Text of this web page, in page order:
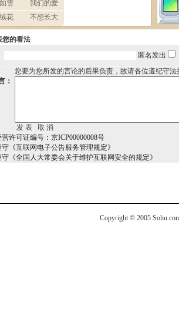
您的看法
匿名发出
您要为您所发的言论的后果负责，故请各位遵纪守
：
许可证编号：京ICP00000008号
《互联网电子公告服务管理规定》
《全国人大常委会关于维护互联网安全的规定》
Copyright © 2005